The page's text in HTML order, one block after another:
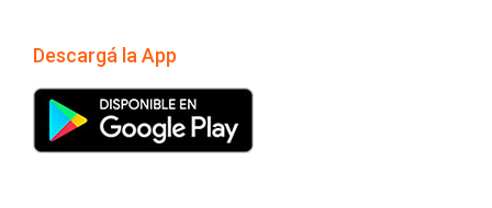
Descargá la App